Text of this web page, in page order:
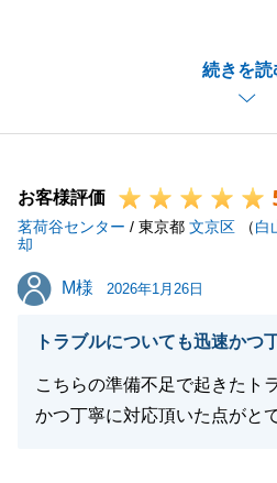
続きを読
また何かご相談がございまし
ご連絡くださいませ。
お客様評価
茗荷谷センター / 東京都 文京区 （白
却
M様
M様 2026年1月26日
トラブルについても迅速かつ
こちらの準備不足で起きたト
かつ丁寧に対応頂いた点がと